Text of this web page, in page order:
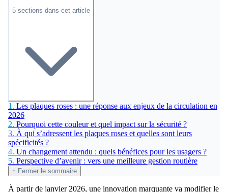
5 sections dans cet article
1. Les plaques roses : une réponse aux enjeux de la circulation en
2026
2. Pourquoi cette couleur et quel impact sur la sécurité ?
3. À qui s’adressent les plaques roses et quelles sont leurs
spécificités ?
4. Un changement attendu : quels bénéfices pour les usagers ?
5. Perspective d’avenir : vers une meilleure gestion routière
↑ Fermer le sommaire
À partir de janvier 2026, une innovation marquante va modifier le